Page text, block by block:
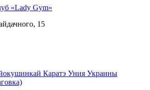
«Lady Gym»
15
Каратэ Уния Украины